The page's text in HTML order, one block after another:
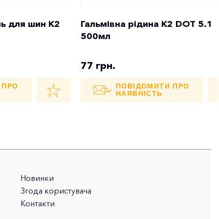
для шин K2
Гальмівна рідина K2 DOT 5.1
500мл
77 грн.
ПОВІДОМИТИ ПРО
НАЯВНІСТЬ
Новинки
Згода користувача
Контакти